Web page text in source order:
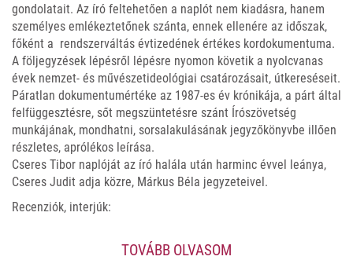
gondolatait. Az író feltehetően a naplót nem kiadásra, hanem
személyes emlékeztetőnek szánta, ennek ellenére az időszak,
főként a rendszerváltás évtizedének értékes kordokumentuma.
A följegyzések lépésről lépésre nyomon követik a nyolcvanas
évek nemzet- és művészetideológiai csatározásait, útkereséseit.
Páratlan dokumentumértéke az 1987-es év krónikája, a párt által
felfüggesztésre, sőt megszüntetésre szánt Írószövetség
munkájának, mondhatni, sorsalakulásának jegyzőkönyvbe illően
részletes, aprólékos leírása.
Cseres Tibor naplóját az író halála után harminc évvel leánya,
Cseres Judit adja közre, Márkus Béla jegyzeteivel.
Recenziók, interjúk:
TOVÁBB OLVASOM